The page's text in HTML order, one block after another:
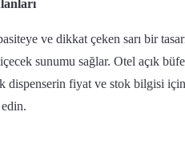
ve dikkat çeken sarı bir
sunumu sağlar. Otel açık
fiyat ve stok bilgisi